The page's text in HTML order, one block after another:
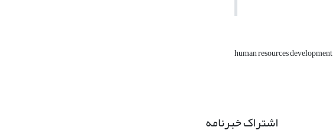
human resources development
اشتراک خبرنامه